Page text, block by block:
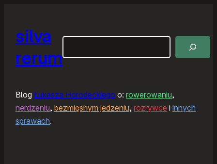
silva
rerum
Blog Łukasza Horodeckiego o: rowerowaniu,
nerdzeniu, bezmięsnym jedzeniu, rozrywce i innych
sprawach.